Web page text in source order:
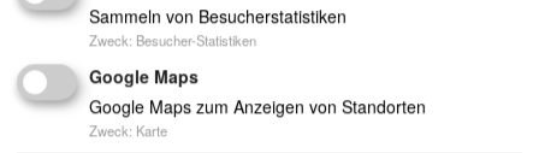
Ambulante Pflegedienste/Sozialstationen (§ 72 S
GB XI bzw. § 36 SGB XI)
Sammeln von Besucherstatistiken
Zweck: Besucher-Statistiken
Google Maps
Google Maps zum Anzeigen von Standorten
Zweck: Karte